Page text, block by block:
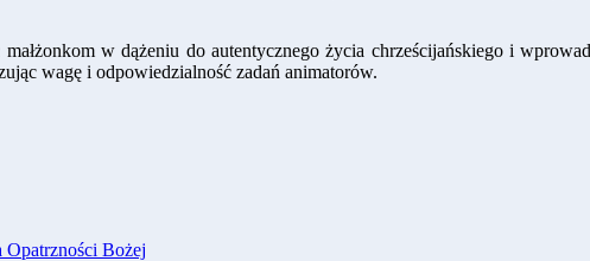
w dążeniu do autentycznego życia chrześcijańskiego i
wagę i odpowiedzialność zadań animatorów.
Bożej